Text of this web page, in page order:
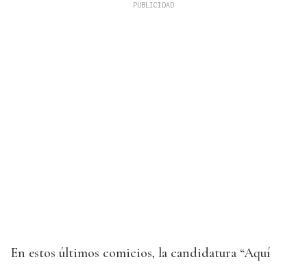
En estos últimos comicios, la candidatura “Aquí